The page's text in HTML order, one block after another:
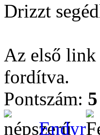
Drizzt
Az első link
fordítva.
Pontszám: 5
Endyr